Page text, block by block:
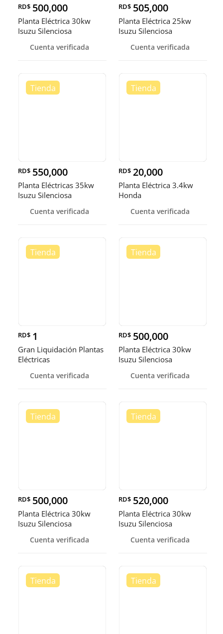
RD$ 500,000
Planta Eléctrica 30kw
Isuzu Silenciosa
Cuenta verificada
RD$ 505,000
Planta Eléctrica 25kw
Isuzu Silenciosa
Cuenta verificada
RD$ 550,000
Planta Eléctricas 35kw
Isuzu Silenciosa
Cuenta verificada
RD$ 20,000
Planta Eléctrica 3.4kw
Honda
Cuenta verificada
RD$ 1
Gran Liquidación Plantas
Eléctricas
Cuenta verificada
RD$ 500,000
Planta Eléctrica 30kw
Isuzu Silenciosa
Cuenta verificada
RD$ 500,000
Planta Eléctrica 30kw
Isuzu Silenciosa
Cuenta verificada
RD$ 520,000
Planta Eléctrica 30kw
Isuzu Silenciosa
Cuenta verificada